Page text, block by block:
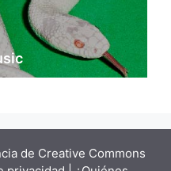
de Creative Commons